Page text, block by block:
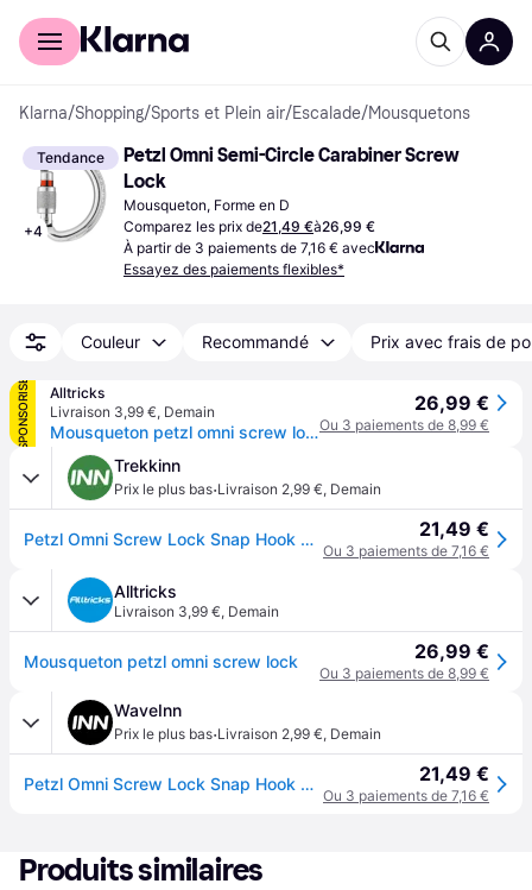
Acheter avec Klarna
Klarna/Shopping/Sports et Plein air/Escalade/Mousquetons
Tendance
+4
Petzl Omni Semi-Circle Carabiner Screw
Lock
Mousqueton, Forme en D
Comparez les prix de21,49 €à26,99 €
À partir de 3 paiements de 7,16 € avec
Essayez des paiements flexibles*
Couleur Recommandé Prix avec frais de
SPONSORISÉ
Alltricks
Livraison 3,99 €, Demain
Mousqueton petzl omni screw lock
26,99 €
Ou 3 paiements de 8,99 €
Trekkinn
Prix le plus bas·Livraison 2,99 €, Demain
Petzl Omni Screw Lock Snap Hook Argenté 21,49 €
Ou 3 paiements de 7,16 €
Alltricks
Livraison 3,99 €, Demain
Mousqueton petzl omni screw lock 26,99 €
Ou 3 paiements de 8,99 €
WaveInn
Prix le plus bas·Livraison 2,99 €, Demain
Petzl Omni Screw Lock Snap Hook Argenté 21,49 €
Ou 3 paiements de 7,16 €
Produits similaires